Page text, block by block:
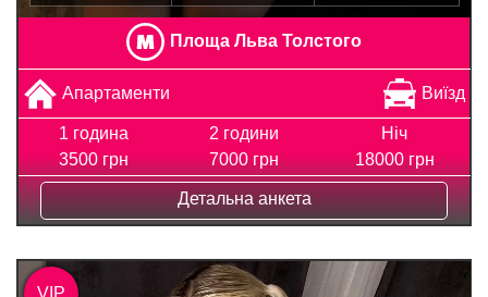
Площа Льва Толстого
Апартаменти Виїзд
1 година
3500 грн
2 години
7000 грн
Ніч
18000 грн
Детальна анкета
VIP